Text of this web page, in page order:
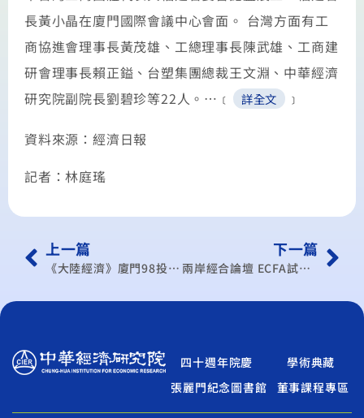
長黃小晶在廈門國際會議中心會面。 台灣方面有工
商協進會理事長黃茂雄、工總理事長陳武雄、工商建
研會理事長賴正鎰、台塑集團總裁王文淵、中華經濟
研究院副院長劉碧珍等22人。…﹝
詳全文 ﹞
資料來源：經濟日報
記者：林庭瑤
上一篇
《大陸經濟》廈門98投洽會，強打台灣牌
下一篇
兩岸經合論壇 ECFA試水溫
四十週年院慶
學術典藏
張麗門紀念圖書館
董事課程專區